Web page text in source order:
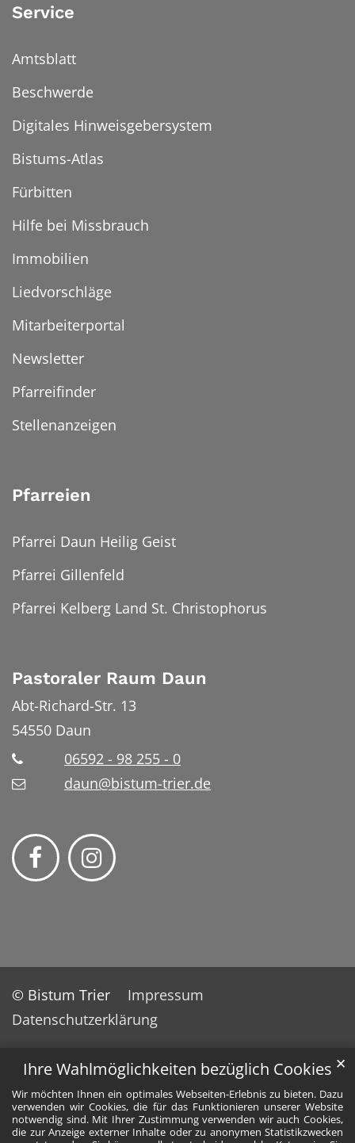
Ihre Wahlmöglichkeiten bezüglich Cookies
Wir möchten Ihnen ein optimales Webseiten-Erlebnis zu bieten. Dazu
verwenden wir Cookies, die für das Funktionieren unserer Website
notwendig sind. Mit Ihrer Zustimmung verwenden wir auch Cookies,
die zur Anzeige externer Inhalte oder zu anonymen Statistikzwecken
✕
Service
Amtsblatt
Beschwerde
Digitales Hinweisgebersystem
Bistums-Atlas
Fürbitten
Hilfe bei Missbrauch
Immobilien
Liedvorschläge
Mitarbeiterportal
Newsletter
Pfarreifinder
Stellenanzeigen
Pfarreien
Pfarrei Daun Heilig Geist
Pfarrei Gillenfeld
Pfarrei Kelberg Land St. Christophorus
Pastoraler Raum Daun
Abt-Richard-Str. 13
54550 Daun
06592 - 98 255 - 0
daun@bistum-trier.de
© Bistum Trier
Impressum
Datenschutzerklärung